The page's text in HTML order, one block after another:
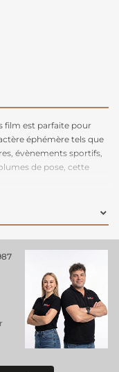
film est parfaite pour
éphémère tels que
évènements sportifs,
de pose, cette
rapide à poser et
superposé. Parce
de notre fabriquant